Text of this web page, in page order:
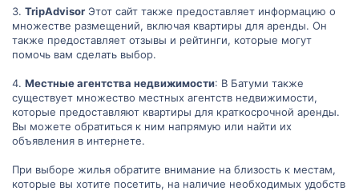
3. TripAdvisor Этот сайт также предоставляет информацию о
множестве размещений, включая квартиры для аренды. Он
также предоставляет отзывы и рейтинги, которые могут
помочь вам сделать выбор.
4. Местные агентства недвижимости: В Батуми также
существует множество местных агентств недвижимости,
которые предоставляют квартиры для краткосрочной аренды.
Вы можете обратиться к ним напрямую или найти их
объявления в интернете.
При выборе жилья обратите внимание на близость к местам,
которые вы хотите посетить, на наличие необходимых удобств